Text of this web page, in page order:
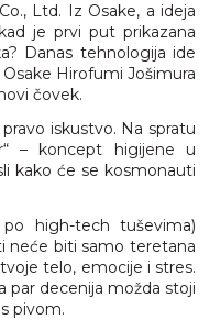
Ltd. Iz Osake, a ideja
je prvi put prikazana
Danas tehnologija ide
Hirofumi Jošimura
čovek.
iskustvo. Na spratu
– koncept higijene u
kako će se kosmonauti
high-tech tuševima)
neće biti samo teretana
telo, emocije i stres.
par decenija možda stoji
pivom.